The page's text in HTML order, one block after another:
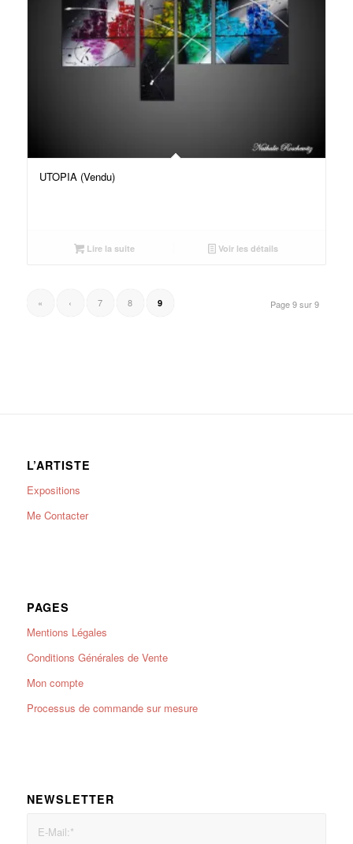
UTOPIA (Vendu)
Lire la suite Voir les détails
Page 9 sur 9
« ‹ 7 8 9
L’ARTISTE
Expositions
Me Contacter
PAGES
Mentions Légales
Conditions Générales de Vente
Mon compte
Processus de commande sur mesure
NEWSLETTER